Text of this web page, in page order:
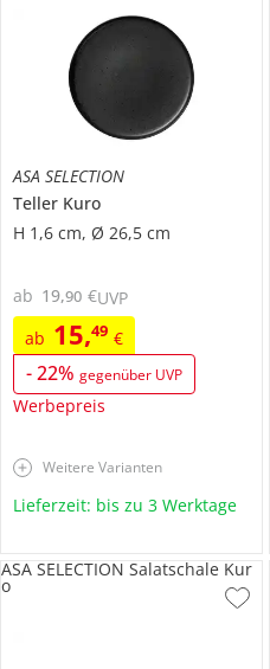
ASA SELECTION
Teller Kuro
H 1,6 cm, Ø 26,5 cm
ab 15,49 €
-22% gegenüber UVP
Werbepreis
ab 19,90 €UVP
Weitere Varianten
Lieferzeit: bis zu 3 Werktage
ASA SELECTION Salatschale Kur
o